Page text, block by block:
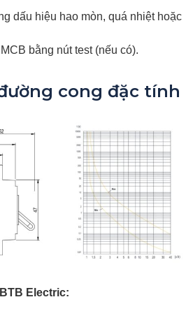
dấu hiệu hao mòn, quá nhiệt hoặc
bằng nút test (nếu có).
cong đặc tính
Electric: